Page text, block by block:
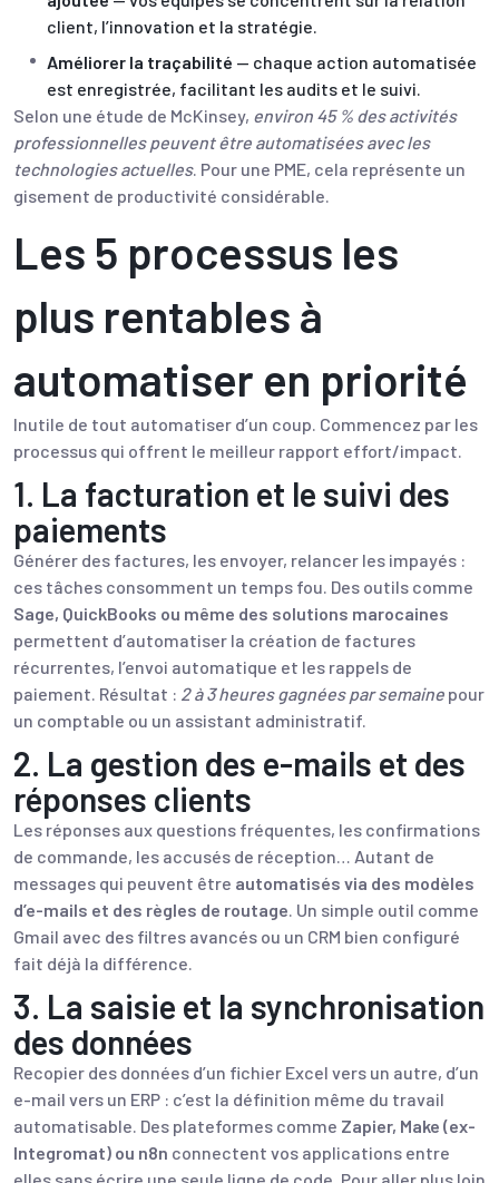
client, l’innovation et la stratégie.
Améliorer la traçabilité — chaque action automatisée
est enregistrée, facilitant les audits et le suivi.
Selon une étude de McKinsey, environ 45 % des activités
professionnelles peuvent être automatisées avec les
technologies actuelles. Pour une PME, cela représente un
gisement de productivité considérable.
Les 5 processus les
plus rentables à
automatiser en priorité
Inutile de tout automatiser d’un coup. Commencez par les
processus qui offrent le meilleur rapport effort/impact.
1. La facturation et le suivi des
paiements
Générer des factures, les envoyer, relancer les impayés :
ces tâches consomment un temps fou. Des outils comme
Sage, QuickBooks ou même des solutions marocaines
permettent d’automatiser la création de factures
récurrentes, l’envoi automatique et les rappels de
paiement. Résultat : 2 à 3 heures gagnées par semaine pour
un comptable ou un assistant administratif.
2. La gestion des e-mails et des
réponses clients
Les réponses aux questions fréquentes, les confirmations
de commande, les accusés de réception… Autant de
messages qui peuvent être automatisés via des modèles
d’e-mails et des règles de routage. Un simple outil comme
Gmail avec des filtres avancés ou un CRM bien configuré
fait déjà la différence.
3. La saisie et la synchronisation
des données
Recopier des données d’un fichier Excel vers un autre, d’un
e-mail vers un ERP : c’est la définition même du travail
automatisable. Des plateformes comme Zapier, Make (ex-
Integromat) ou n8n connectent vos applications entre